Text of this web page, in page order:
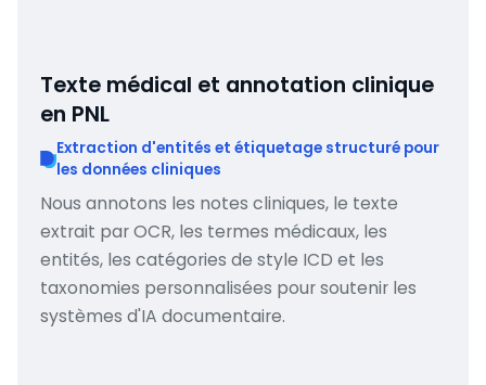
Texte médical et annotation clinique
en PNL
Extraction d'entités et étiquetage structuré pour
les données cliniques
Nous annotons les notes cliniques, le texte
extrait par OCR, les termes médicaux, les
entités, les catégories de style ICD et les
taxonomies personnalisées pour soutenir les
systèmes d'IA documentaire.